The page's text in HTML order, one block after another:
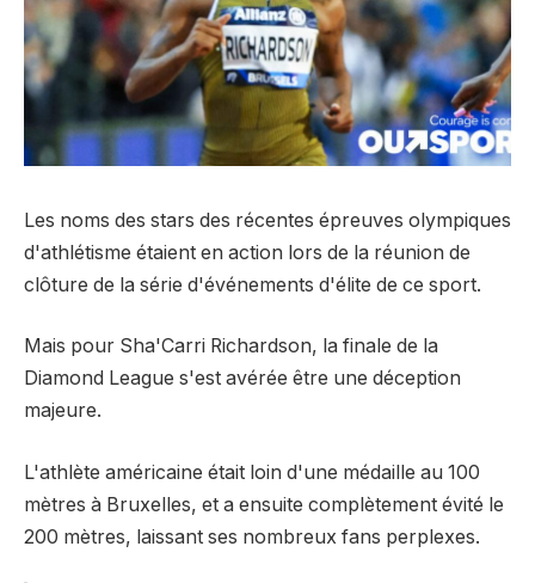
Les noms des stars des récentes épreuves olympiques
d'athlétisme étaient en action lors de la réunion de
clôture de la série d'événements d'élite de ce sport.
Mais pour Sha'Carri Richardson, la finale de la
Diamond League s'est avérée être une déception
majeure.
L'athlète américaine était loin d'une médaille au 100
mètres à Bruxelles, et a ensuite complètement évité le
200 mètres, laissant ses nombreux fans perplexes.